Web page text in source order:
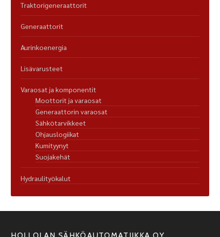
Traktorigeneraattorit
Generaattorit
Aurinkoenergia
Lisävarusteet
Varaosat ja komponentit
Moottorit ja varaosat
Generaattorin varaosat
Sähkötarvikkeet
Ohjauslogiikat
Kumityynyt
Suojakehät
Hydraulityökalut